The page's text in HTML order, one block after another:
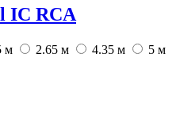
IC RCA
м 2.65 м 4.35 м
5 м